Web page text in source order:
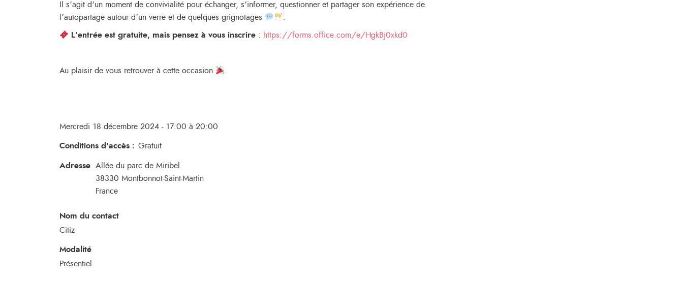
Il s’agit d’un moment de convivialité pour échanger, s’informer, questionner et partager son expérience de
l’autopartage autour d’un verre et de quelques grignotages
.
L’entrée est gratuite, mais pensez à vous inscrire : https://forms.office.com/e/HgkBj0xkd0
Au plaisir de vous retrouver à cette occasion .
Mercredi 18 décembre 2024 - 17:00 à 20:00
Conditions d'accès : Gratuit
Adresse
Allée du parc de Miribel
38330 Montbonnot-Saint-Martin
France
Nom du contact
Citiz
Modalité
Présentiel